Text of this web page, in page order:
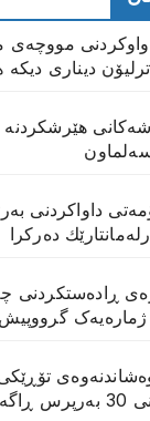
دەركرا
ڕادەستكردنی
ژمارەیەک